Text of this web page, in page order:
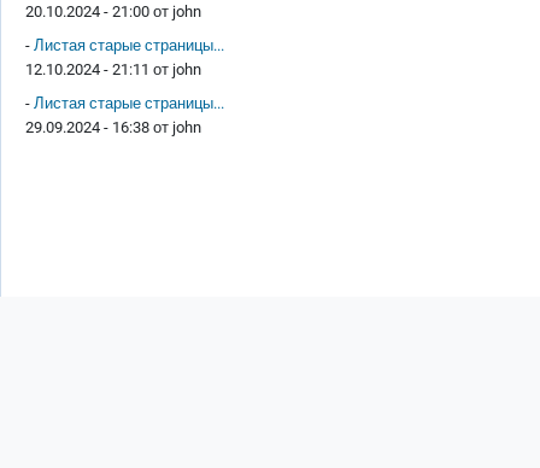
20.10.2024 - 21:00 от john
- Листая старые страницы...
12.10.2024 - 21:11 от john
- Листая старые страницы...
29.09.2024 - 16:38 от john